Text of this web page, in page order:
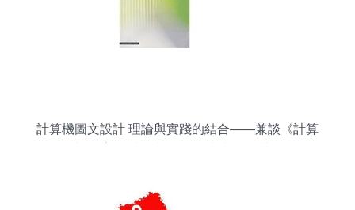
計算機圖文設計 理論與實踐的結合——兼談《計算